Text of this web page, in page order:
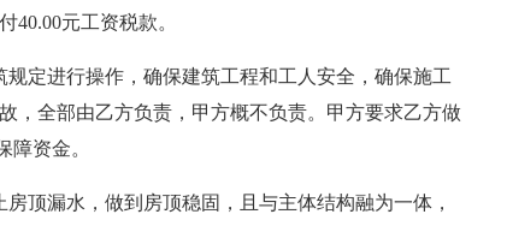
40.00元工资税款。
定进行操作，确保建筑工程和工人安全，确保施工
，全部由乙方负责，甲方概不负责。甲方要求乙方做
障资金。
顶漏水，做到房顶稳固，且与主体结构融为一体，